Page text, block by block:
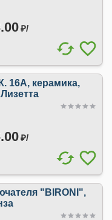
₽/
16А, керамика,
₽/
"BIRONI",